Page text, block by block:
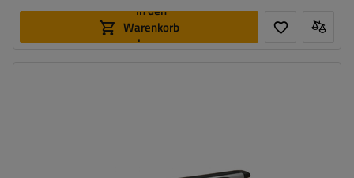
In den
Warenkorb
legen